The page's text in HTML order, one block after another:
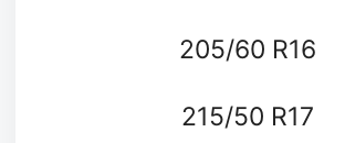
205/60 R16
215/50 R17